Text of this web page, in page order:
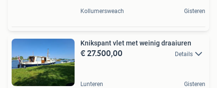
Kollumersweach Gisteren
Knikspant vlet met weinig draaiuren
€ 27.500,00 Details
Lunteren Gisteren